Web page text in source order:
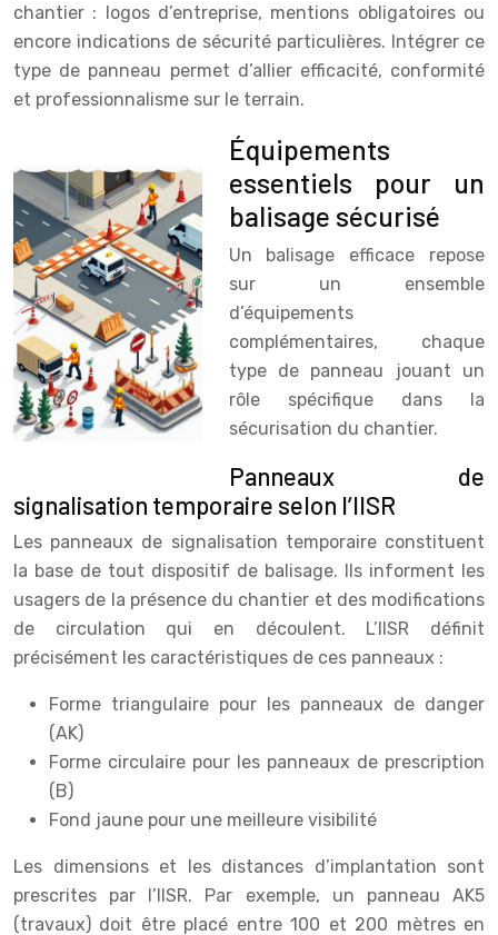
chantier : logos d’entreprise, mentions obligatoires ou
encore indications de sécurité particulières. Intégrer ce
type de panneau permet d’allier efficacité, conformité
et professionnalisme sur le terrain.
Équipements
essentiels pour un
balisage sécurisé
Un balisage efficace repose
sur un ensemble
d’équipements
complémentaires, chaque
type de panneau jouant un
rôle spécifique dans la
sécurisation du chantier.
Panneaux de
signalisation temporaire selon l’IISR
Les panneaux de signalisation temporaire constituent
la base de tout dispositif de balisage. Ils informent les
usagers de la présence du chantier et des modifications
de circulation qui en découlent. L’IISR définit
précisément les caractéristiques de ces panneaux :
Forme triangulaire pour les panneaux de danger
(AK)
Forme circulaire pour les panneaux de prescription
(B)
Fond jaune pour une meilleure visibilité
Les dimensions et les distances d’implantation sont
prescrites par l’IISR. Par exemple, un panneau AK5
(travaux) doit être placé entre 100 et 200 mètres en